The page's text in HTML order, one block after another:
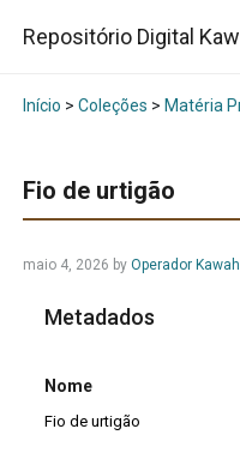
Repositório Digital
Início > Coleções > Matéria
Fio de urtigão
maio 4, 2026 by Operador
Metadados
Nome
Fio de urtigão